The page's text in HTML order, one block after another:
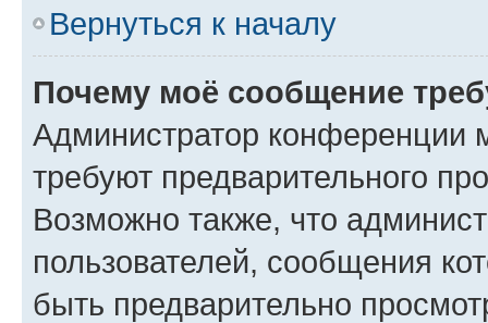
Вернуться к началу
Почему моё сообщение
Администратор конференции
требуют предварительного
Возможно также, что
пользователей, сообщения
быть предварительно